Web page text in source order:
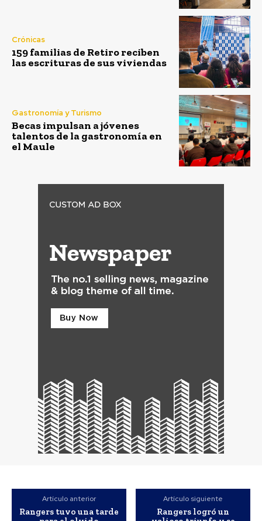
Crónicas
159 familias de Retiro reciben
las escrituras de sus viviendas
Gastronomía y Turismo
Becas impulsan a jóvenes
talentos de la gastronomía en
el Maule
Artículo anterior
Rangers tuvo una tarde
Artículo siguiente
Rangers logró un